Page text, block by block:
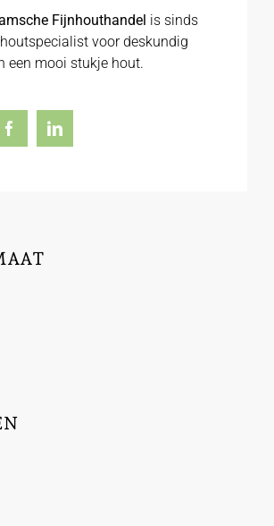
Fijnhouthandel is sinds
voor deskundig
een mooi stukje hout.